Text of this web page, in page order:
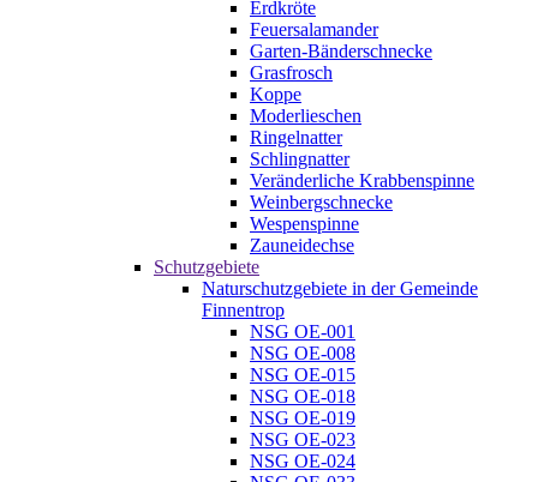
Erdkröte
Feuersalamander
Garten-Bänderschnecke
Grasfrosch
Koppe
Moderlieschen
Ringelnatter
Schlingnatter
Veränderliche Krabbenspinne
Weinbergschnecke
Wespenspinne
Zauneidechse
Schutzgebiete
Naturschutzgebiete in der Gemeinde
Finnentrop
NSG OE-001
NSG OE-008
NSG OE-015
NSG OE-018
NSG OE-019
NSG OE-023
NSG OE-024